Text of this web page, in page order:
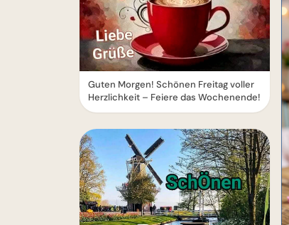
Guten Morgen! Schönen Freitag voller
Herzlichkeit – Feiere das Wochenende!